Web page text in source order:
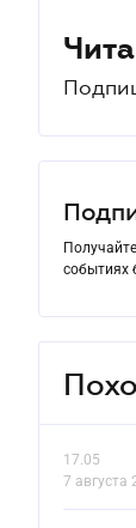
событиях
17.05
7 августа